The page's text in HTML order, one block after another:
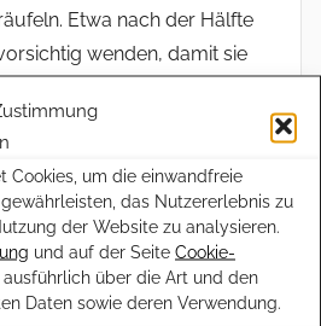
Cookies, um die einwandfreie
das Nutzererlebnis zu
der Website zu analysieren.
und auf der Seite Cookie-
über die Art und den
Daten sowie deren Verwendung.
Etwa nach der Hälfte
wenden, damit sie
Salat und Baguette
das ebenfalls im
kann.
um den Wolfsbarsch
des Wolfbarschs (lat.